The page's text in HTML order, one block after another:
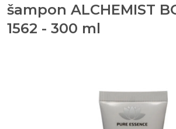
šampon ALCHEMIST
1562 - 300 ml